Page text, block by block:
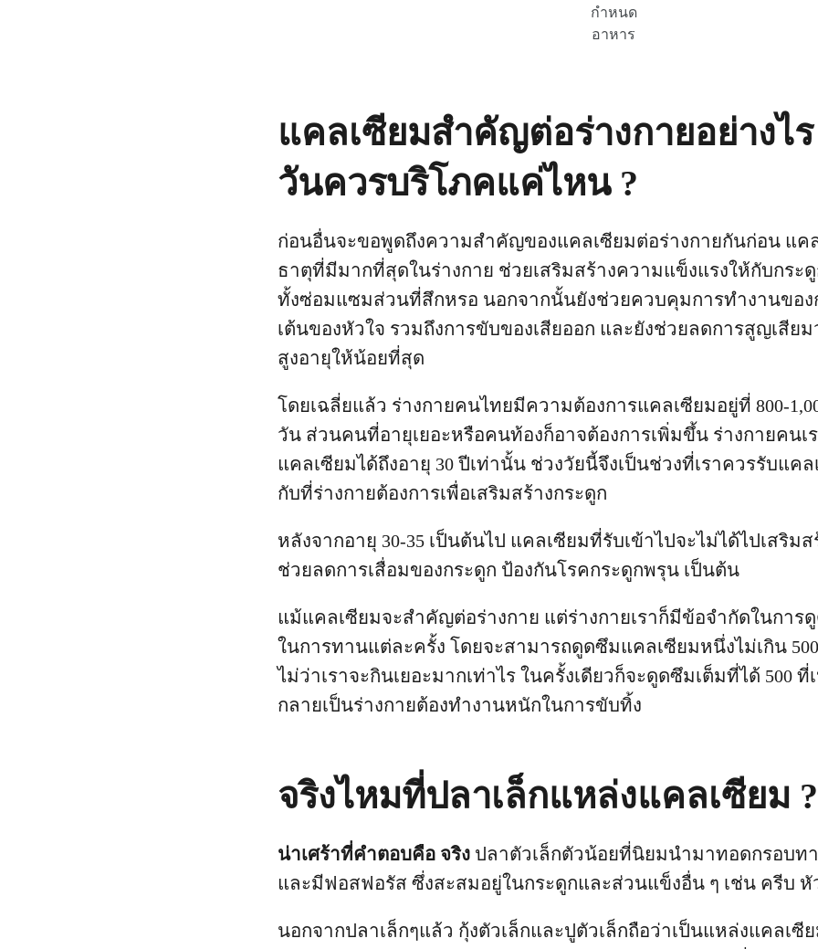
กำหนด
อาหาร
แคลเซียมสำคัญต่อร่างกายอย่างไ
วันควรบริโภคแค่ไหน ?
ก่อนอื่นจะขอพูดถึงความสำคัญของแคลเซียมต่อร่างกายกันก่อน แค
ธาตุที่มีมากที่สุดในร่างกาย ช่วยเสริมสร้างความแข็งแรงให้กับกระ
ทั้งซ่อมแซมส่วนที่สึกหรอ นอกจากนั้นยังช่วยควบคุมการทำงานของ
เต้นของหัวใจ รวมถึงการขับของเสียออก และยังช่วยลดการสูญเสีย
สูงอายุให้น้อยที่สุด
โดยเฉลี่ยแล้ว ร่างกายคนไทยมีความต้องการแคลเซียมอยู่ที่ 800-
วัน ส่วนคนที่อายุเยอะหรือคนท้องก็อาจต้องการเพิ่มขึ้น ร่างกายคนเ
แคลเซียมได้ถึงอายุ 30 ปีเท่านั้น ช่วงวัยนี้จึงเป็นช่วงที่เราควรรับแค
กับที่ร่างกายต้องการเพื่อเสริมสร้างกระดูก
หลังจากอายุ 30-35 เป็นต้นไป แคลเซียมที่รับเข้าไปจะไม่ได้ไปเสริม
ช่วยลดการเสื่อมของกระดูก ป้องกันโรคกระดูกพรุน เป็นต้น
แม้แคลเซียมจะสำคัญต่อร่างกาย แต่ร่างกายเราก็มีข้อจำกัดในการ
ในการทานแต่ละครั้ง โดยจะสามารถดูดซึมแคลเซียมหนึ่งไม่เกิน
ไม่ว่าเราจะกินเยอะมากเท่าไร ในครั้งเดียวก็จะดูดซึมเต็มที่ได้ 500
กลายเป็นร่างกายต้องทำงานหนักในการขับทิ้ง
จริงไหมที่ปลาเล็กแหล่งแคลเซียม ?
น่าเศร้าที่คำตอบคือ จริง ปลาตัวเล็กตัวน้อยที่นิยมนำมาทอดกรอบท
และมีฟอสฟอรัส ซึ่งสะสมอยู่ในกระดูกและส่วนแข็งอื่น ๆ เช่น ครีบ หั
นอกจากปลาเล็กๆแล้ว กุ้งตัวเล็กและปูตัวเล็กถือว่าเป็นแหล่งแคลเซี